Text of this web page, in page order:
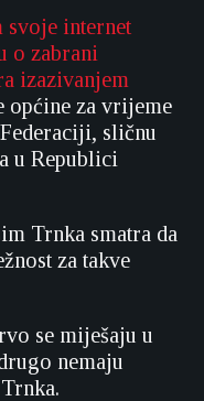
svoje internet
o zabrani
izazivanjem
općine za vrijeme
sličnu
u Republici
Trnka smatra da
za takve
se miješaju u
nemaju